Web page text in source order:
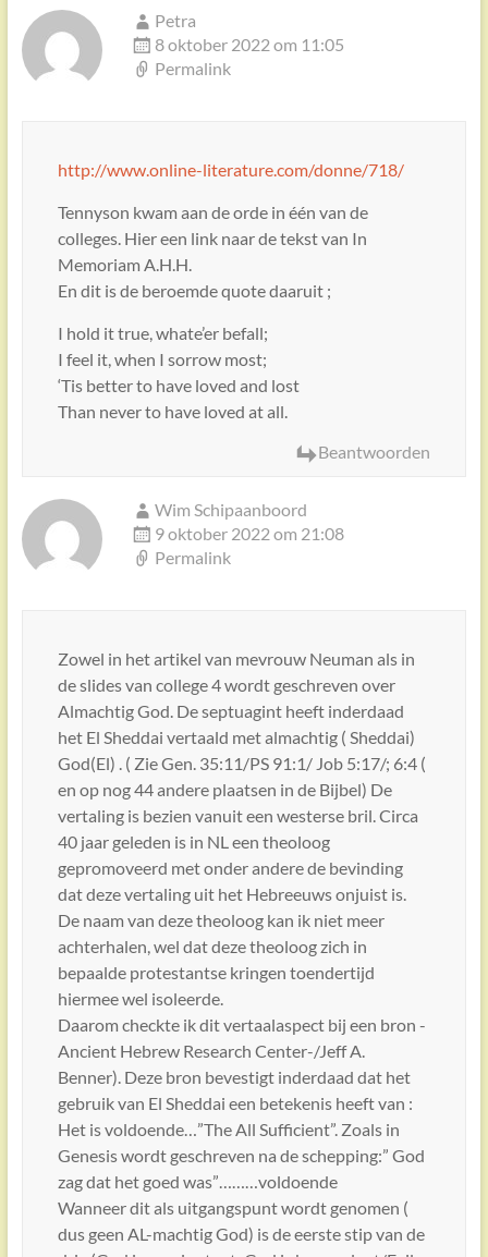
Petra
8 oktober 2022 om 11:05
Permalink
http://www.online-literature.com/donne/718/
Tennyson kwam aan de orde in één van de
colleges. Hier een link naar de tekst van In
Memoriam A.H.H.
En dit is de beroemde quote daaruit ;
I hold it true, whate’er befall;
I feel it, when I sorrow most;
‘Tis better to have loved and lost
Than never to have loved at all.
Beantwoorden
Wim Schipaanboord
9 oktober 2022 om 21:08
Permalink
Zowel in het artikel van mevrouw Neuman als in
de slides van college 4 wordt geschreven over
Almachtig God. De septuagint heeft inderdaad
het El Sheddai vertaald met almachtig ( Sheddai)
God(El) . ( Zie Gen. 35:11/PS 91:1/ Job 5:17/; 6:4 (
en op nog 44 andere plaatsen in de Bijbel) De
vertaling is bezien vanuit een westerse bril. Circa
40 jaar geleden is in NL een theoloog
gepromoveerd met onder andere de bevinding
dat deze vertaling uit het Hebreeuws onjuist is.
De naam van deze theoloog kan ik niet meer
achterhalen, wel dat deze theoloog zich in
bepaalde protestantse kringen toendertijd
hiermee wel isoleerde.
Daarom checkte ik dit vertaalaspect bij een bron -
Ancient Hebrew Research Center-/Jeff A.
Benner). Deze bron bevestigt inderdaad dat het
gebruik van El Sheddai een betekenis heeft van :
Het is voldoende…”The All Sufficient”. Zoals in
Genesis wordt geschreven na de schepping:” God
zag dat het goed was”………voldoende
Wanneer dit als uitgangspunt wordt genomen (
dus geen AL-machtig God) is de eerste stip van de